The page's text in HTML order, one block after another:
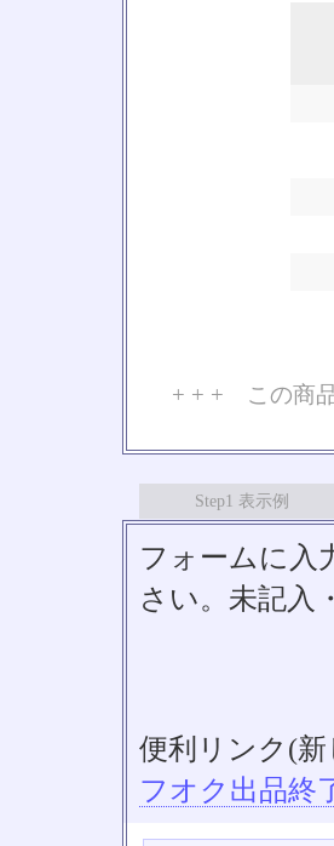
+ + + この商
Step1 表示例
フォームに入
さい。未記入
便利リンク(
フオク出品終